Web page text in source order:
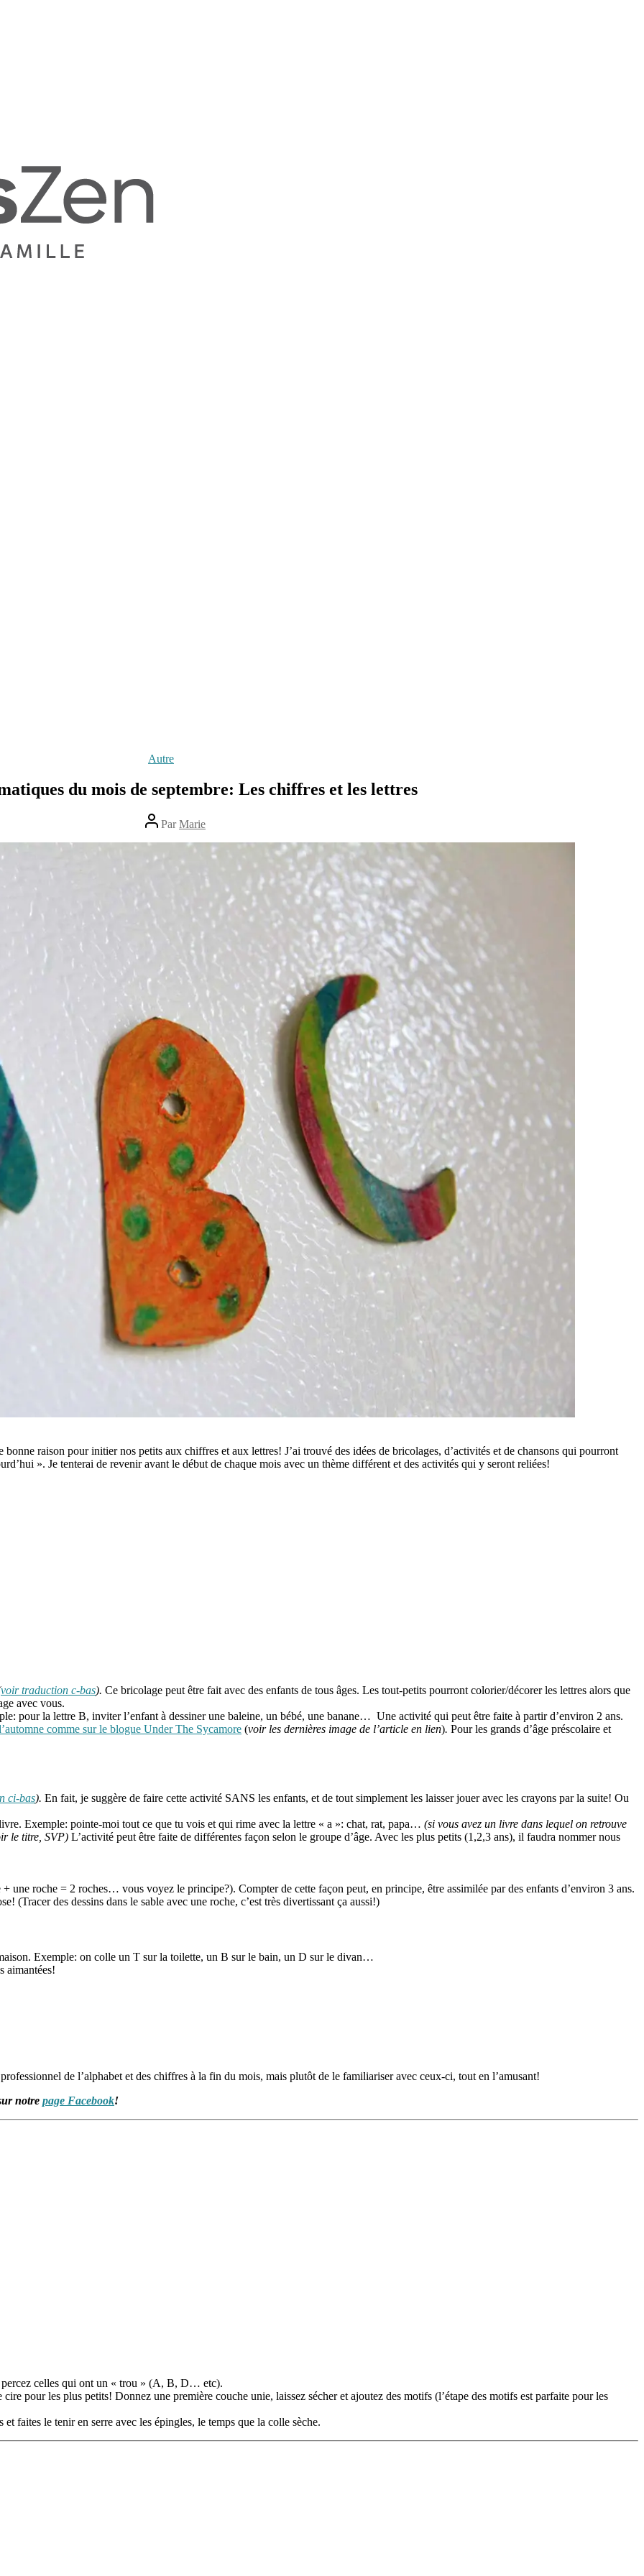
Catégories
Autre
du mois de septembre: Les chiffres et les lettres
Auteur
de
l’article
ParMarie
raison pour initier nos petits aux chiffres et aux lettres! J’ai trouvé des idées de bricolages, d’activités et de chansons qui pourront
». Je tenterai de revenir avant le début de chaque mois avec un thème différent et des activités qui y seront reliées!
voir traduction c-bas). Ce bricolage peut être fait avec des enfants de tous âges. Les tout-petits pourront colorier/décorer les lettres alors que
avec vous.
pour la lettre B, inviter l’enfant à dessiner une baleine, un bébé, une banane… Une activité qui peut être faite à partir d’environ 2 ans.
comme sur le blogue Under The Sycamore (voir les dernières image de l’article en lien). Pour les grands d’âge préscolaire et
ci-bas). En fait, je suggère de faire cette activité SANS les enfants, et de tout simplement les laisser jouer avec les crayons par la suite! Ou
Exemple: pointe-moi tout ce que tu vois et qui rime avec la lettre « a »: chat, rat, papa… (si vous avez un livre dans lequel on retrouve
le titre, SVP) L’activité peut être faite de différentes façon selon le groupe d’âge. Avec les plus petits (1,2,3 ans), il faudra nommer nous
une roche = 2 roches… vous voyez le principe?). Compter de cette façon peut, en principe, être assimilée par des enfants d’environ 3 ans.
(Tracer des dessins dans le sable avec une roche, c’est très divertissant ça aussi!)
Exemple: on colle un T sur la toilette, un B sur le bain, un D sur le divan…
aimantées!
de l’alphabet et des chiffres à la fin du mois, mais plutôt de le familiariser avec ceux-ci, tout en l’amusant!
notre page Facebook!
percez celles qui ont un « trou » (A, B, D… etc).
pour les plus petits! Donnez une première couche unie, laissez sécher et ajoutez des motifs (l’étape des motifs est parfaite pour les
faites le tenir en serre avec les épingles, le temps que la colle sèche.